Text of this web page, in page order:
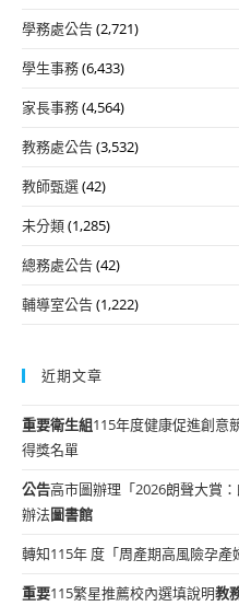
學務處公告(2,721)
學生事務(6,433)
家長事務(4,564)
教務處公告(3,532)
教師甄選(42)
未分類(1,285)
總務處公告(42)
輔導室公告(1,222)
近期文章
重要衛生組115年度健康促進創意
得獎名單
公告高市圖辦理「2026朗聲大賞
辦法圖書館
轉知115年 度「周產期高風險孕產
重要115繁星推薦校內選填說明教